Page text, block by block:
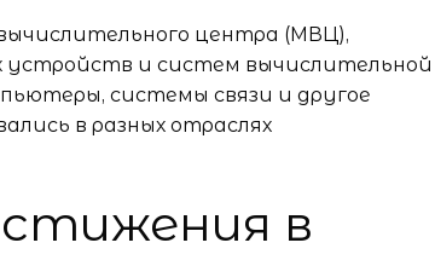
центра (МВЦ),
устройств и систем вычислительной
системы связи и другое
в разных отраслях
в